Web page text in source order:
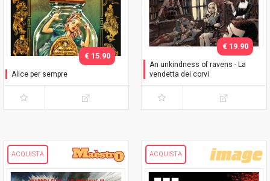
Alice per sempre
€ 15.90
An unkindness of ravens - La
vendetta dei corvi
€ 19.90
ACQUISTA ACQUISTA